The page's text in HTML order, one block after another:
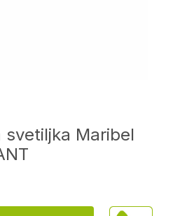
svetiljka Maribel